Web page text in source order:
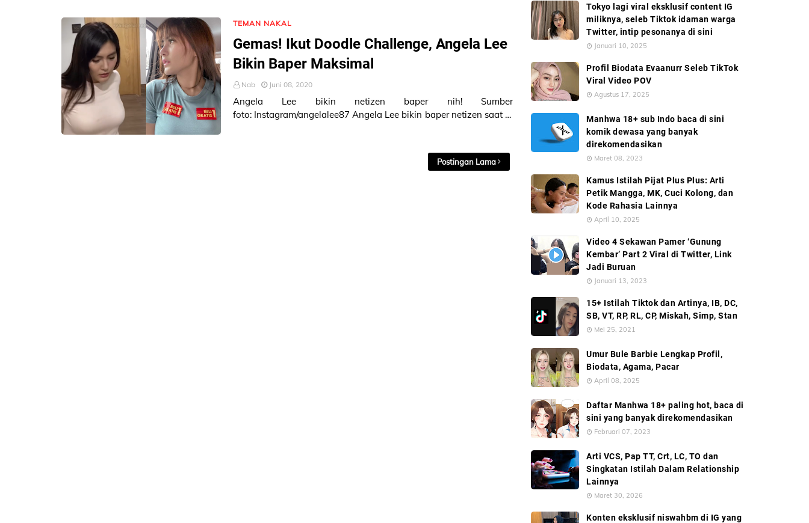
TEMAN NAKAL
Gemas! Ikut Doodle Challenge, Angela Lee
Bikin Baper Maksimal
Nab Juni 08, 2020
Angela Lee bikin netizen baper nih! Sumber
foto: Instagram/angelalee87 Angela Lee bikin baper netizen saat ia
Postingan Lama
Tokyo lagi viral eksklusif content IG
miliknya, seleb Tiktok idaman warga
Twitter, intip pesonanya di sini
Januari 10, 2025
Profil Biodata Evaanurr Seleb TikTok
Viral Video POV
Agustus 17, 2025
Manhwa 18+ sub Indo baca di sini
komik dewasa yang banyak
direkomendasikan
Maret 08, 2023
Kamus Istilah Pijat Plus Plus: Arti
Petik Mangga, MK, Cuci Kolong, dan
Kode Rahasia Lainnya
April 10, 2025
Video 4 Sekawan Pamer ‘Gunung
Kembar’ Part 2 Viral di Twitter, Link
Jadi Buruan
Januari 13, 2023
15+ Istilah Tiktok dan Artinya, IB, DC,
SB, VT, RP, RL, CP, Miskah, Simp, Stan
Mei 25, 2021
Umur Bule Barbie Lengkap Profil,
Biodata, Agama, Pacar
April 08, 2025
Daftar Manhwa 18+ paling hot, baca di
sini yang banyak direkomendasikan
Februari 07, 2023
Arti VCS, Pap TT, Crt, LC, TO dan
Singkatan Istilah Dalam Relationship
Lainnya
Maret 30, 2026
Konten eksklusif niswahbm di IG yang